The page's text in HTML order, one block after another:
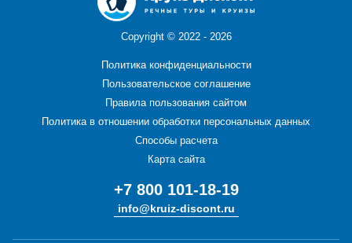
Copyright © 2022 - 2026
Политика конфиденциальности
Пользовательское соглашение
Правила пользования сайтом
Политика в отношении обработки персональных данных
Способы расчета
Карта сайта
+7 800 101-18-19
info@kruiz-discont.ru